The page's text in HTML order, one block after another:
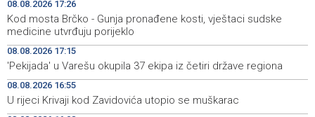
17:15
'Pekijada' u Varešu okupila 37 ekipa iz četiri države
16:55 U rijeci Krivaji kod Zavidovića utopio se muškarac
16:08 Otvorena džamija u Milatkovićima kod Čajniča
08.08.2026 17:26
Kod mosta Brčko - Gunja pronađene kosti, vještaci sudske
medicine utvrđuju porijeklo
08.08.2026 17:15
'Pekijada' u Varešu okupila 37 ekipa iz četiri države regiona
08.08.2026 16:55
U rijeci Krivaji kod Zavidovića utopio se muškarac